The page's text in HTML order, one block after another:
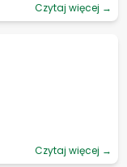
Czytaj więcej →
Czytaj więcej →